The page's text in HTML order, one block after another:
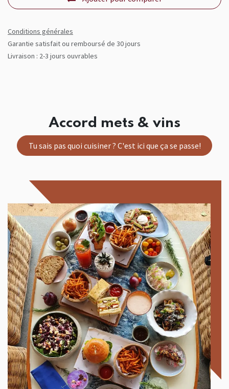
Conditions générales
Garantie satisfait ou remboursé de 30 jours
Livraison : 2-3 jours ouvrables
Accord mets & vins
Tu sais pas quoi cuisiner ? C'est ici que ça se passe!